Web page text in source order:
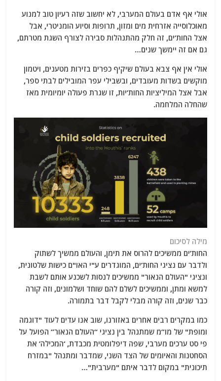
אולי אף אדם בעולם המערבי, לא יחשוב שזה רעיון טוב למנוע
מאוכלוסייה אזרחית מים ומזון, תרופות וסיוע הומניטרי, אבל
אצל החות’ים, זה חלק מהתנהלות סבירה לצורף השגת מטרתם,
גם אם זה יימשך שנים…
אולי אין אף צבא בעולם שיקיף כפרים בזירות מטענים, ויטמון
מוקשים בשדות מעובדים, ובשבילי עפר המובילים לבתי ספר,
אבל אצל המיליציות החות’יות, זו שגרת פעולה יומיומית מאז
שהחלה המלחמה.
מילה לסיכום
החות’ים ממשיכים להרוס את תימן, והעולם ממשיך לשתוק
ולדבר עם נציגי החות’ים, המוגדרים ע"י האו"ם כישות שלטונית,
ונציגי "העולם הנאור" ממשיכים לנסות לשכנע אותם לשבת
למשא ומתן, וממשיכים לשלם להם שוחד ושלמונים, וזה קורה
כבר שנים, וזה קורה מבלי לקבל דבר בתמורה.
כמו במקרים רבים אחרים באזורנו, שוב אנו עדים לעוד "דוגמה
ומופת" של מו”מ שמתנהל בין נציגי “העולם הנאור” הפועל על
פי סט ערכים מערבי, שפה דיפלומטית מכבדת, ‘המכילה’ את
הסחטנות והאיומים של הצד השני, שמדבר ומתנהל "במזרח
תיכונית" במקום לדבר איתם "מערבית"…